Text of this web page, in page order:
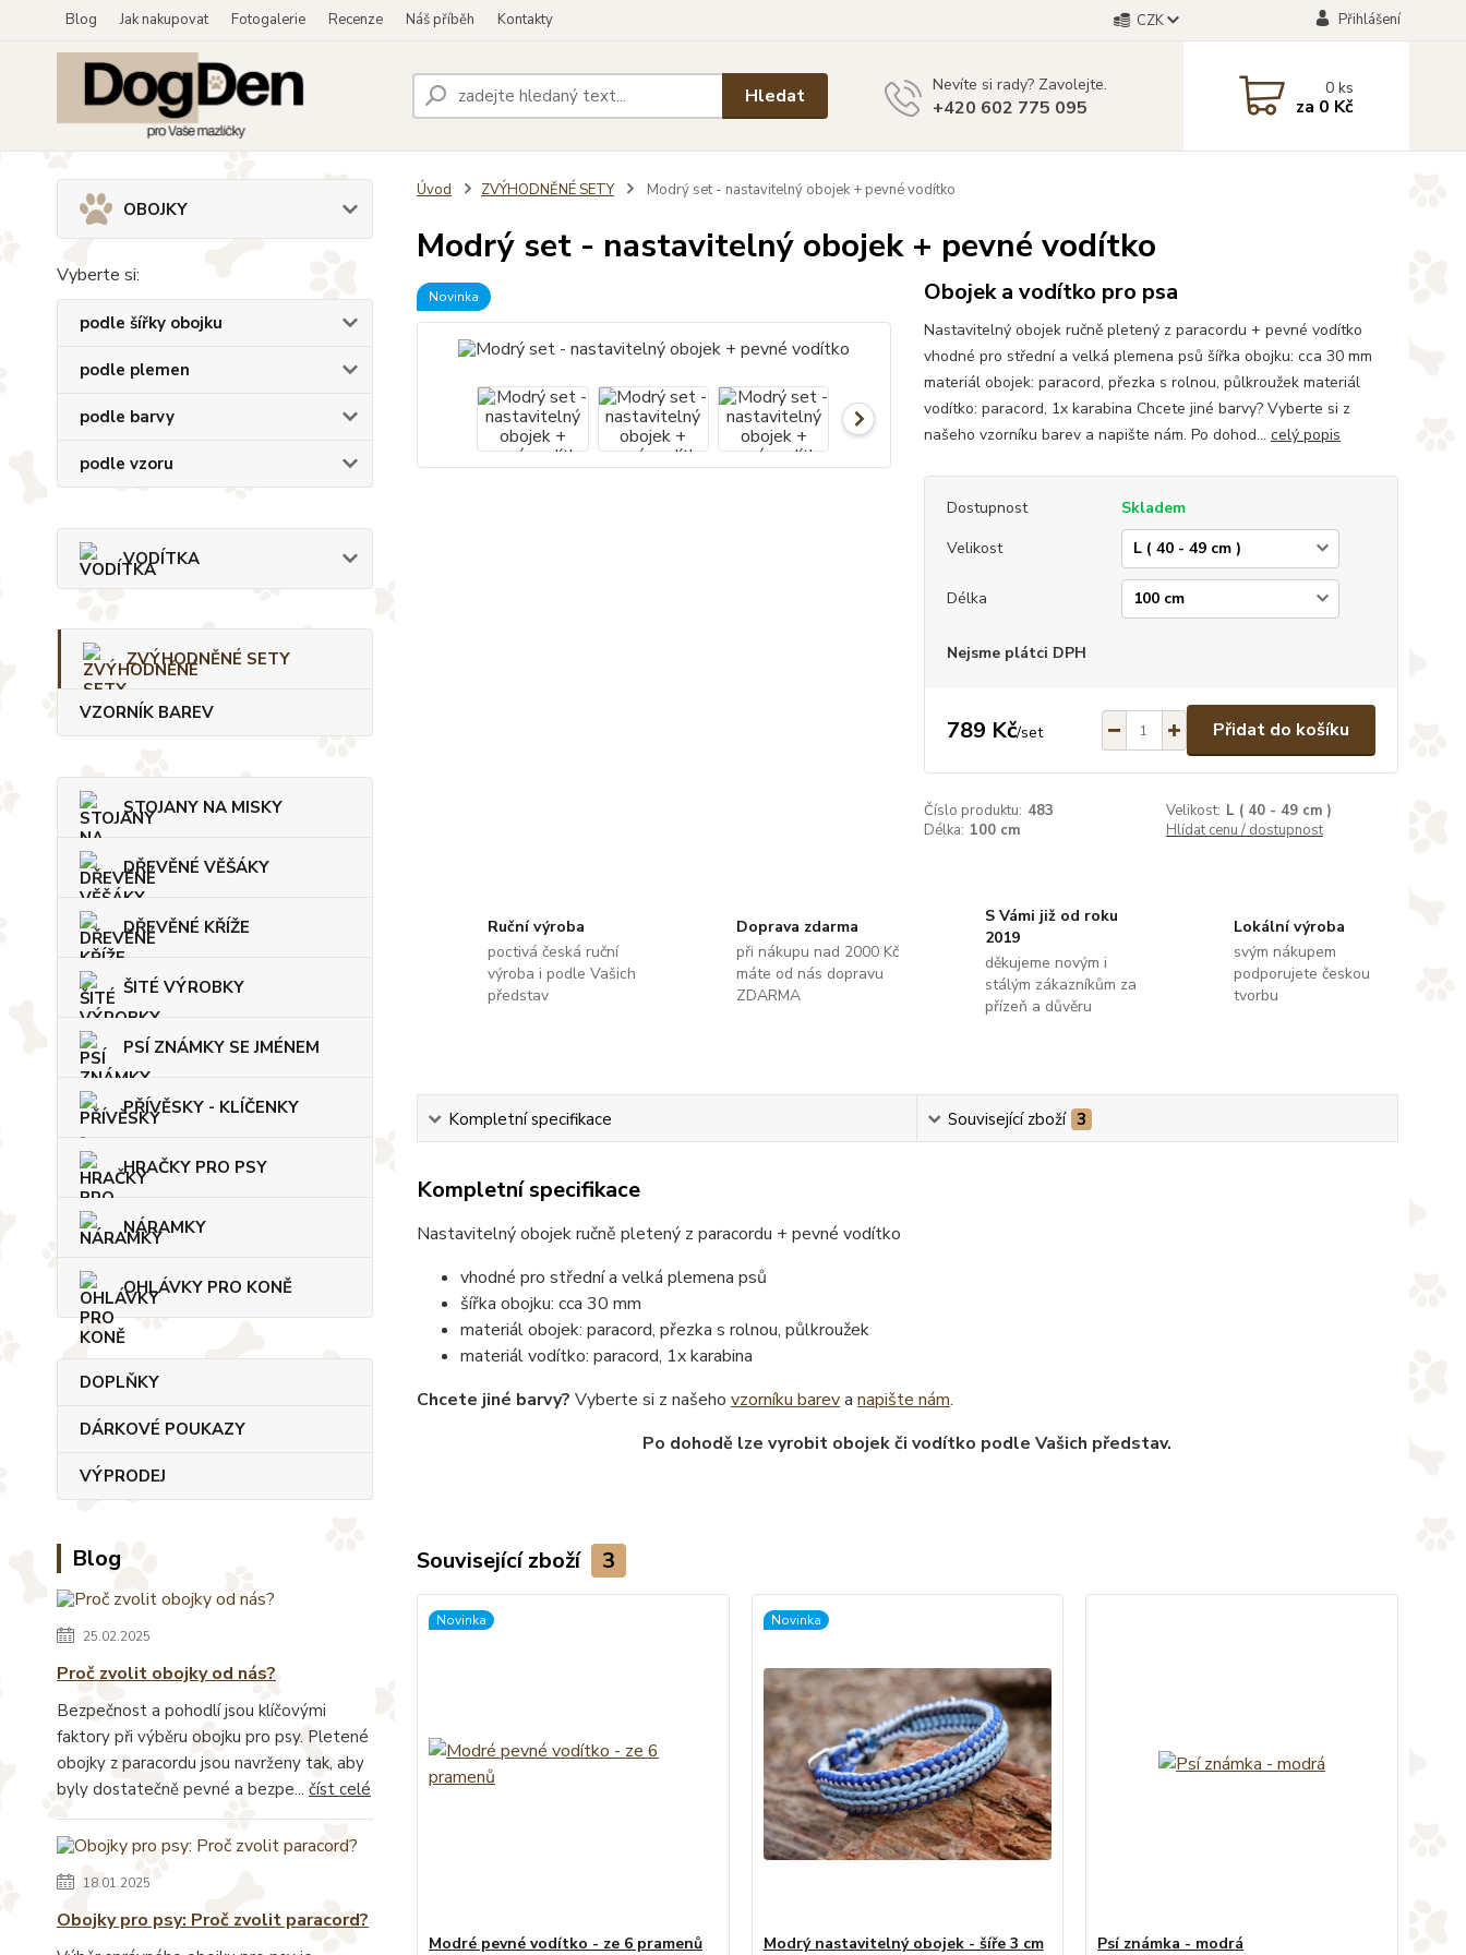
Blog Jak nakupovat Fotogalerie Recenze Náš příběh Kontakty CZK Přihlášení
Hledat Nevíte si rady? Zavolejte.
+420 602 775 095
0ks
za 0 Kč
OBOJKY
Vyberte si:
podle šířky obojku
podle plemen
podle barvy
podle vzoru
VODÍTKA
ZVÝHODNĚNÉ SETY
VZORNÍK BAREV
STOJANY NA MISKY
DŘEVĚNÉ VĚŠÁKY
DŘEVĚNÉ KŘÍŽE
ŠITÉ VÝROBKY
PSÍ ZNÁMKY SE JMÉNEM
PŘÍVĚSKY - KLÍČENKY
HRAČKY PRO PSY
NÁRAMKY
OHLÁVKY PRO KONĚ
DOPLŇKY
DÁRKOVÉ POUKAZY
VÝPRODEJ
Blog
25.02.2025
Proč zvolit obojky od nás?
Bezpečnost a pohodlí jsou klíčovými
faktory při výběru obojku pro psy. Pletené
obojky z paracordu jsou navrženy tak, aby
byly dostatečně pevné a bezpe... číst celé
18.01.2025
Obojky pro psy: Proč zvolit paracord?
Úvod ZVÝHODNĚNÉ SETY Modrý set - nastavitelný obojek + pevné vodítko
Modrý set - nastavitelný obojek + pevné vodítko
Novinka Obojek a vodítko pro psa
Nastavitelný obojek ručně pletený z paracordu + pevné vodítko
vhodné pro střední a velká plemena psů šířka obojku: cca 30 mm
materiál obojek: paracord, přezka s rolnou, půlkroužek materiál
vodítko: paracord, 1x karabina Chcete jiné barvy? Vyberte si z
našeho vzorníku barev a napište nám. Po dohod... celý popis
Dostupnost
Skladem
Velikost
Délka
Nejsme plátci DPH
789 Kč/set Přidat do košíku
Číslo produktu: 483 Velikost: L ( 40 - 49 cm )
Délka: 100 cm Hlídat cenu / dostupnost
Ruční výroba
poctivá česká ruční
výroba i podle Vašich
představ
Doprava zdarma
při nákupu nad 2000 Kč
máte od nás dopravu
ZDARMA
S Vámi již od roku
2019
děkujeme novým i
stálým zákazníkům za
přízeň a důvěru
Lokální výroba
svým nákupem
podporujete českou
tvorbu
Kompletní specifikace Související zboží 3
Kompletní specifikace
Nastavitelný obojek ručně pletený z paracordu + pevné vodítko
vhodné pro střední a velká plemena psů
šířka obojku: cca 30 mm
materiál obojek: paracord, přezka s rolnou, půlkroužek
materiál vodítko: paracord, 1x karabina
Chcete jiné barvy? Vyberte si z našeho vzorníku bareva napište nám.
Po dohodě lze vyrobit obojek či vodítko podle Vašich představ.
Související zboží 3
Novinka
Modré pevné vodítko - ze 6 pramenů
Novinka
Modrý nastavitelný obojek - šíře 3 cm Psí známka - modrá